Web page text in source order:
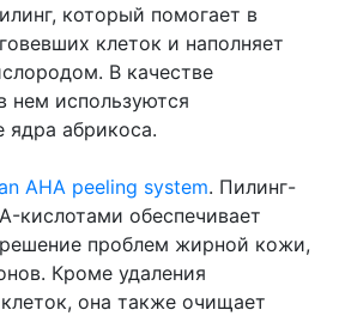
который помогает в
клеток и наполняет
В качестве
нем используются
ядра абрикоса.
AHA peeling system. Пилинг-
кислотами обеспечивает
проблем жирной кожи,
Кроме удаления
она также очищает